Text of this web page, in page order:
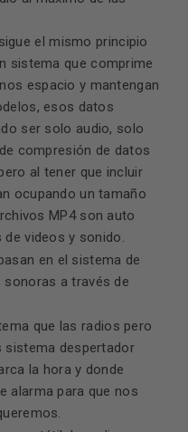
el mismo principio
sistema que comprime
espacio y mantengan
esos datos
ser solo audio, solo
compresión de datos
al tener que incluir
ocupando un tamaño
MP4 son auto
videos y sonido.
en el sistema de
a través de
que las radios pero
sistema despertador
la hora y donde
alarma para que nos